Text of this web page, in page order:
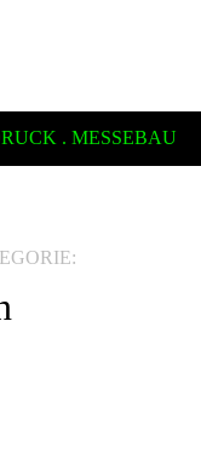
. MESSEBAU